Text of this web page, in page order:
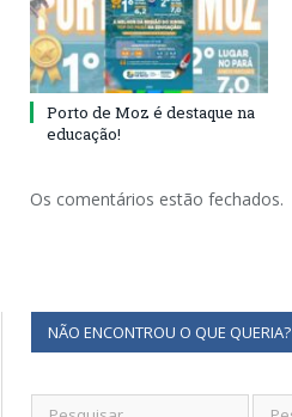
Porto de Moz é destaque na
educação!
Os comentários estão fechados.
NÃO ENCONTROU O QUE QUERIA?